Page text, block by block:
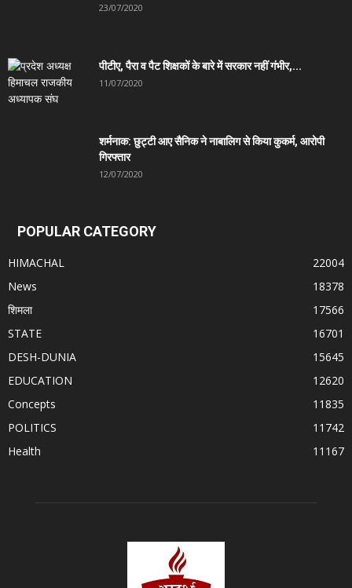
23/07/2020
पीटीए, पैरा व पैट शिक्षकों के बारे में सरकार नहीं गंभीर,...
11/07/2020
शर्मनाक: छुट्टी आए सैनिक ने नाबालिग से किया कुकर्म, आरोपी
गिरफ्तार
12/07/2020
POPULAR CATEGORY
HIMACHAL
22004
News
18378
शिमला
17566
STATE
16701
DESH-DUNIA
15645
EDUCATION
12620
Concepts
11835
POLITICS
11742
Health
11167